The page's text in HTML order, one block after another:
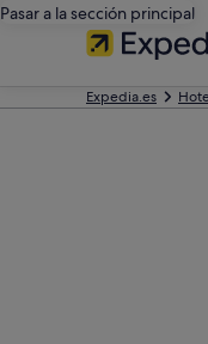
Pasar a la sección principal
Expedia.es